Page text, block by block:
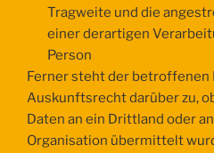
Tragweite und die
einer derartigen
Person
Ferner steht der betroffenen
Auskunftsrecht darüber zu,
Daten an ein Drittland oder
Organisation übermittelt